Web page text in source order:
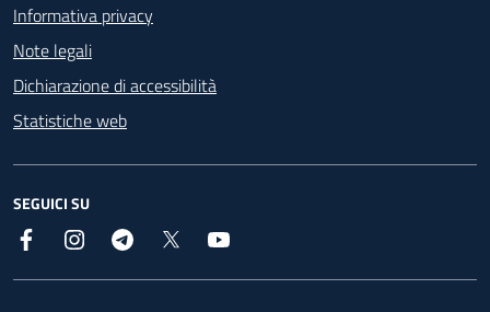
Informativa privacy
Note legali
Dichiarazione di accessibilità
Statistiche web
SEGUICI SU
Facebook InstagramTelegram